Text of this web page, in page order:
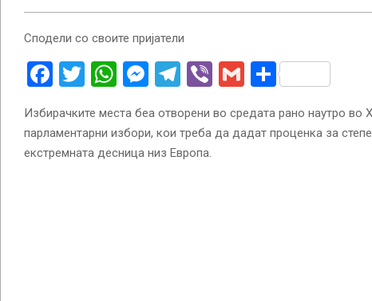
Сподели со своите пријатели
Facebook
Twitter
WhatsApp
Messenger
Telegram
ViberGmailShare
Избирачките места беа отворени во средата рано наутро во
парламентарни избори, кои треба да дадат проценка за
екстремната десница низ Европа.